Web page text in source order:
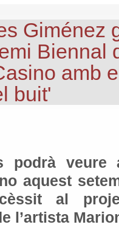
Giménez
Biennal
amb
buit'
podrà veure
aquest
al
l’artista